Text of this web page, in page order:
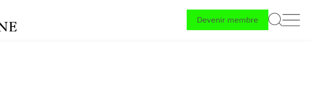
Devenir membre